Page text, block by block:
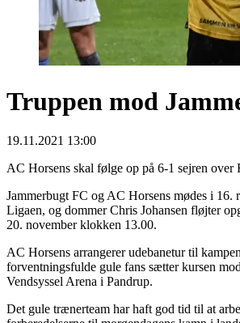
Truppen mod
19.11.2021 13:00
AC Horsens skal følge op på 6-1 sejren over
Jammerbugt FC og AC Horsens mødes i 16.
Ligaen, og dommer Chris Johansen fløjter
20. november klokken 13.00.
AC Horsens arrangerer udebanetur til
forventningsfulde gule fans sætter kursen
Vendsyssel Arena i Pandrup.
Det gule trænerteam har haft god tid til at